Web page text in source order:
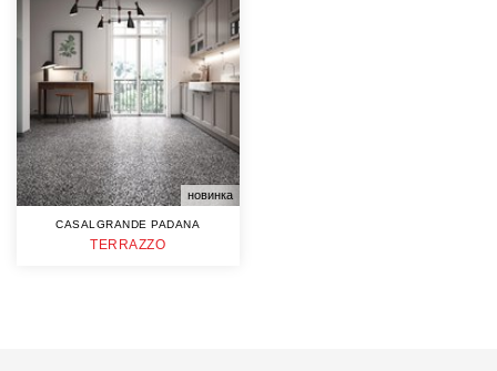
новинка
CASALGRANDE PADANA
TERRAZZO